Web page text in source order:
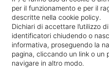
Vedi le
per il funzionamento e per il
descritte nella cookie policy.
Dichiari di accettare l’utilizzo
identificatori chiudendo o
informativa, proseguendo la
pagina, cliccando un link o un
navigare in altro modo.